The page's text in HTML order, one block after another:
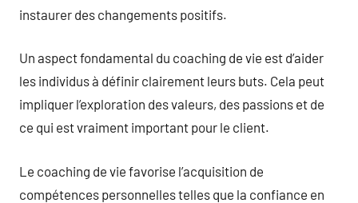
instaurer des changements positifs.
Un aspect fondamental du coaching de vie est d’aider
les individus à définir clairement leurs buts. Cela peut
impliquer l’exploration des valeurs, des passions et de
ce qui est vraiment important pour le client.
Le coaching de vie favorise l’acquisition de
compétences personnelles telles que la confiance en